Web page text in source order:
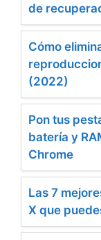
de
Cómo
(2022)
Pon tus
batería y
Chrome
Las 7
X que